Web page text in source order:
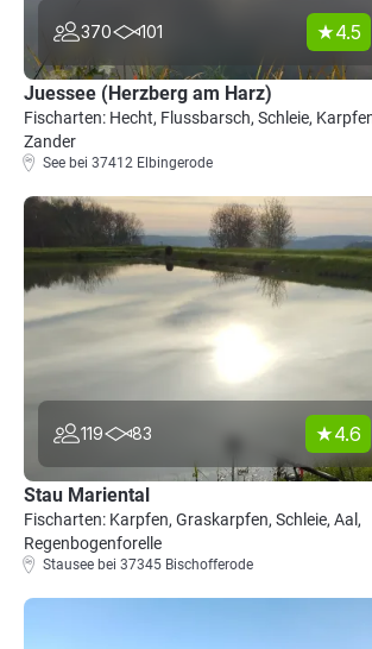
370 101 4.5
Juessee (Herzberg am Harz)
Fischarten: Hecht, Flussbarsch, Schleie,
Zander
See bei 37412 Elbingerode
119 83 4.6
Stau Mariental
Fischarten: Karpfen, Graskarpfen, Schleie, Aal,
Regenbogenforelle
Stausee bei 37345 Bischofferode